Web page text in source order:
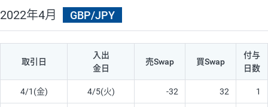
2022年4月 GBP/JPY
取引日
入出
金日
売Swap 買Swap
付与
日数
4/1(金) 4/5(火) -32 32 1